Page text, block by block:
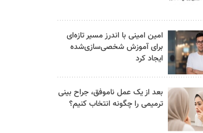
امین امینی با اندرز مسیر تازه‌ای
برای آموزش شخصی‌سازی‌شده
ایجاد کرد
بعد از یک عمل ناموفق، جراح بینی
ترمیمی را چگونه انتخاب کنیم؟